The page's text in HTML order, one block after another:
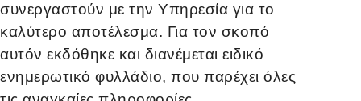
συνεργαστούν με την Υπηρεσία για το
καλύτερο αποτέλεσμα. Για τον σκοπό
αυτόν εκδόθηκε και διανέμεται ειδικό
ενημερωτικό φυλλάδιο, που παρέχει όλες